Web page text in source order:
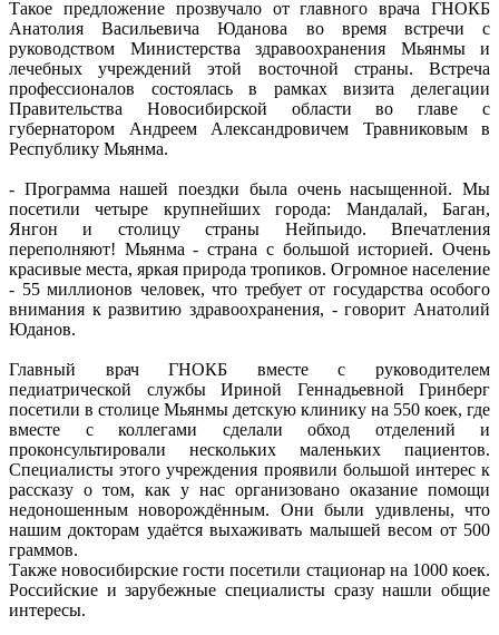
Такое предложение прозвучало от главного врача ГНОКБ
Анатолия Васильевича Юданова во время встречи с
руководством Министерства здравоохранения Мьянмы и
лечебных учреждений этой восточной страны. Встреча
профессионалов состоялась в рамках визита делегации
Правительства Новосибирской области во главе с
губернатором Андреем Александровичем Травниковым в
Республику Мьянма.
- Программа нашей поездки была очень насыщенной. Мы
посетили четыре крупнейших города: Мандалай, Баган,
Янгон и столицу страны Нейпьидо. Впечатления
переполняют! Мьянма - страна с большой историей. Очень
красивые места, яркая природа тропиков. Огромное население
- 55 миллионов человек, что требует от государства особого
внимания к развитию здравоохранения, - говорит Анатолий
Юданов.
Главный врач ГНОКБ вместе с руководителем
педиатрической службы Ириной Геннадьевной Гринберг
посетили в столице Мьянмы детскую клинику на 550 коек, где
вместе с коллегами сделали обход отделений и
проконсультировали нескольких маленьких пациентов.
Специалисты этого учреждения проявили большой интерес к
рассказу о том, как у нас организовано оказание помощи
недоношенным новорождённым. Они были удивлены, что
нашим докторам удаётся выхаживать малышей весом от 500
граммов.
Также новосибирские гости посетили стационар на 1000 коек.
Российские и зарубежные специалисты сразу нашли общие
интересы.